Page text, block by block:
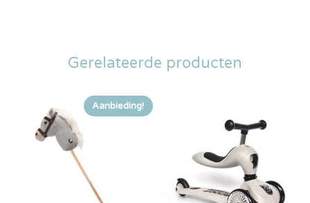
Gerelateerde producten
Aanbieding!